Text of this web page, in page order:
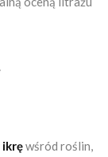
ikręwśród roślin,